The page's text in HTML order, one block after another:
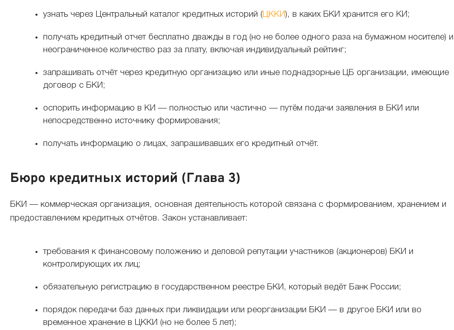
узнать через Центральный каталог кредитных историй ( ЦККИ ), в каких БКИ хранится его КИ;
получать кредитный отчет бесплатно дважды в год (но не более одного раза на бумажном носителе) и
неограниченное количество раз за плату, включая индивидуальный рейтинг;
запрашивать отчёт через кредитную организацию или иные поднадзорные ЦБ организации, имеющие
договор с БКИ;
оспорить информацию в КИ — полностью или частично — путём подачи заявления в БКИ или
непосредственно источнику формирования;
получать информацию о лицах, запрашивавших его кредитный отчёт.
Бюро кредитных историй (Глава 3)
БКИ — коммерческая организация, основная деятельность которой связана с формированием, хранением и
предоставлением кредитных отчётов. Закон устанавливает:
требования к финансовому положению и деловой репутации участников (акционеров) БКИ и
контролирующих их лиц;
обязательную регистрацию в государственном реестре БКИ, который ведёт Банк России;
порядок передачи баз данных при ликвидации или реорганизации БКИ — в другое БКИ или во
временное хранение в ЦККИ (но не более 5 лет);